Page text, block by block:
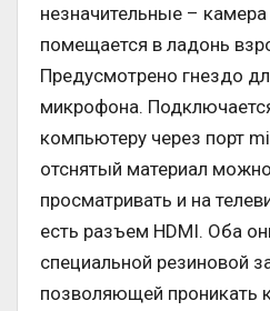
незначительные –
помещается в ладонь
Предусмотрено гнездо
микрофона.
компьютеру через порт
отснятый материал
просматривать и на
есть разъем HDMI. Оба
специальной резиновой
позволяющей проникать